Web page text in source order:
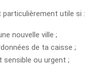
utile si :
nouvelle ville ;
de ta caisse ;
sensible ou urgent ;